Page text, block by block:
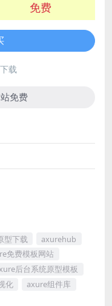
免费
载
免费
型下载
axurehub
免费模板网站
后台系统原型模板
化
axure组件库